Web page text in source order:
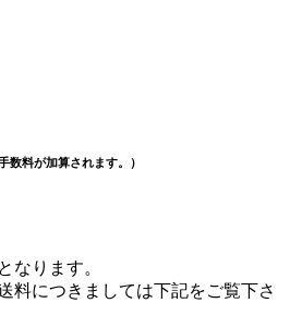
数料が加算されます。）
なります。
料につきましては下記をご覧下さ